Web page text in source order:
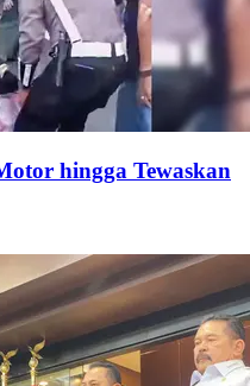
hingga Tewaskan